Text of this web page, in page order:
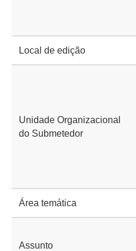
Local de edição
Unidade Organizacional
do Submetedor
Área temática
Assunto